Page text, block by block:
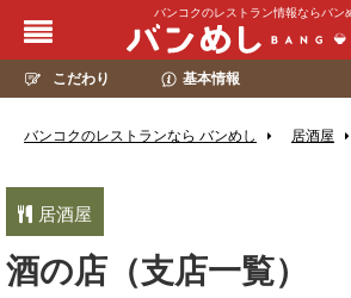
バンコクのレストラン情報ならバン
こだわり 基本情報
バンコクのレストランなら バンめし 居酒屋
居酒屋
酒の店（支店一覧）